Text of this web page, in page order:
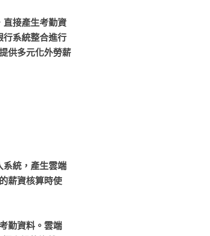
接產生考勤資
系統整合進行
供多元化外勞薪
系統，產生雲端
薪資核算時使
勤資料。雲端